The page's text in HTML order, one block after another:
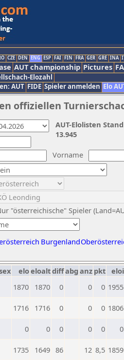
CZE DEN ENG ESP FAI FIN FRA GER GRE INA
AUT championship Pictures
Elozahl
AUT FIDE Spieler anmelden Elo
offiziellen
Vorname
"österreichische" Spieler
Burgenland
AUT-Elolisten
13.945
eloeloaltdiffabg anz pkt eloi
1870 1870 0 0 0 1955
1716 1716 0 0 0 1806
0 0 0 0 0 0
1735 1649 86 12 8,5 1859